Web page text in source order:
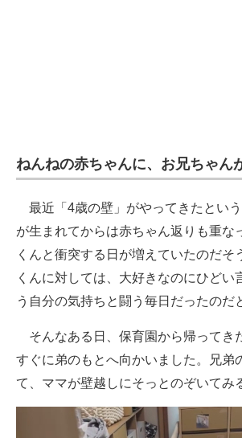
ねんねの赤ちゃんに、お兄ちゃ
最近「4歳の壁」がやってきたとい
が生まれてからは赤ちゃん返りも重な
くんと衝突する日が増えていたのだそ
くんに対しては、大好きなのにひどい
う自分の気持ちと闘う毎日だったのだ
そんなある日、保育園から帰ってき
すぐに弟のもとへ向かいました。兄弟
て、ママが壁越しにそっとのぞいてみ